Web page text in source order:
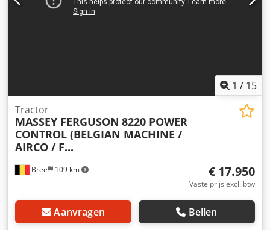
1 / 15
Bree 109 km
Tractor
MASSEY FERGUSON 8220 POWER
CONTROL (BELGIAN MACHINE /
AIRCO / F...
€ 17.950
Vaste prijs excl. btw
Aanvragen Bellen